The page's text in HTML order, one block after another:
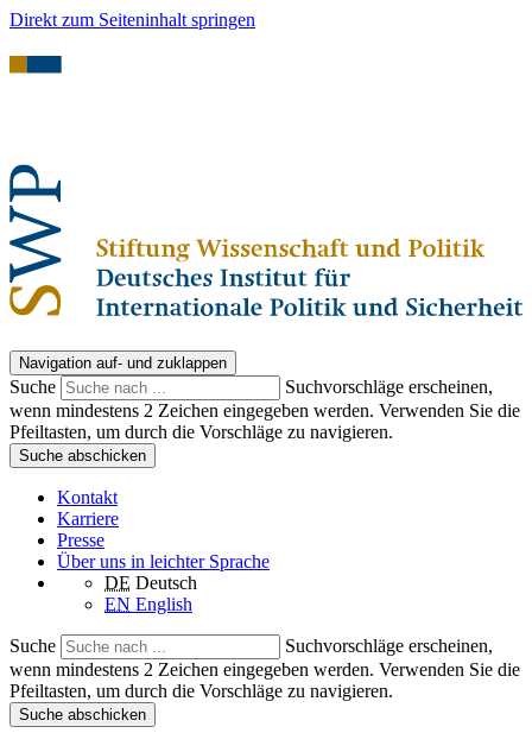
Direkt zum Seiteninhalt springen
Navigation auf- und zuklappen
Suche
Suchvorschläge erscheinen,
wenn mindestens 2 Zeichen eingegeben werden. Verwenden Sie die
Pfeiltasten, um durch die Vorschläge zu navigieren.
Suche abschicken
Kontakt
Karriere
Presse
Über uns in leichter Sprache
DE Deutsch
EN English
Suche
Suchvorschläge erscheinen,
wenn mindestens 2 Zeichen eingegeben werden. Verwenden Sie die
Pfeiltasten, um durch die Vorschläge zu navigieren.
Suche abschicken